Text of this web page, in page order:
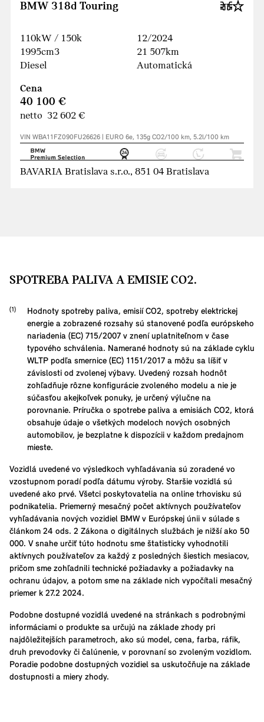
BMW 318d Touring
110kW / 150k
1995cm3
Diesel
12/2024
21 507km
Automatická
Cena
40 100 €
netto 32 602 €
VIN WBA11FZ090FU26626 | EURO 6e, 135g CO2/100 km, 5.2l/100 km
BAVARIA Bratislava s.r.o., 851 04 Bratislava
SPOTREBA PALIVA A EMISIE CO2.
Hodnoty spotreby paliva, emisií CO2, spotreby elektrickej
energie a zobrazené rozsahy sú stanovené podľa európskeho
nariadenia (EC) 715/2007 v znení uplatniteľnom v čase
typového schválenia. Namerané hodnoty sú na základe cyklu
WLTP podľa smernice (EC) 1151/2017 a môžu sa líšiť v
závislosti od zvolenej výbavy. Uvedený rozsah hodnôt
zohľadňuje rôzne konfigurácie zvoleného modelu a nie je
súčasťou akejkoľvek ponuky, je určený výlučne na
porovnanie. Príručka o spotrebe paliva a emisiách CO2, ktorá
obsahuje údaje o všetkých modeloch nových osobných
automobilov, je bezplatne k dispozícii v každom predajnom
mieste.
Vozidlá uvedené vo výsledkoch vyhľadávania sú zoradené vo
vzostupnom poradí podľa dátumu výroby. Staršie vozidlá sú
uvedené ako prvé. Všetci poskytovatelia na online trhovisku sú
podnikatelia. Priemerný mesačný počet aktívnych používateľov
vyhľadávania nových vozidiel BMW v Európskej únii v súlade s
článkom 24 ods. 2 Zákona o digitálnych službách je nižší ako 50
000. V snahe určiť túto hodnotu sme štatisticky vyhodnotili
aktívnych používateľov za každý z posledných šiestich mesiacov,
pričom sme zohľadnili technické požiadavky a požiadavky na
ochranu údajov, a potom sme na základe nich vypočítali mesačný
priemer k 27.2 2024.
Podobne dostupné vozidlá uvedené na stránkach s podrobnými
informáciami o produkte sa určujú na základe zhody pri
najdôležitejších parametroch, ako sú model, cena, farba, ráfik,
druh prevodovky či čalúnenie, v porovnaní so zvoleným vozidlom.
Poradie podobne dostupných vozidiel sa uskutočňuje na základe
dostupnosti a miery zhody.